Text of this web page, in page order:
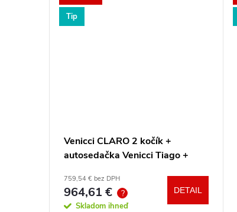
Tip
Venicci CLARO 2 kočík +
autosedačka Venicci Tiago +
759,54 € bez DPH
964,61 € ?
Skladom ihneď
DETAIL